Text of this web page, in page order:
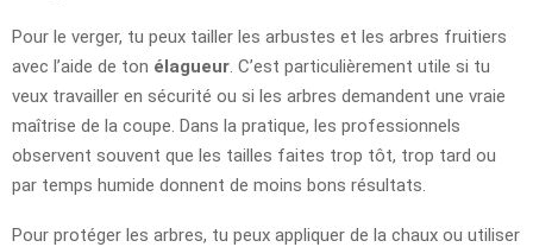
Pour le verger, tu peux tailler les arbustes et les arbres fruitiers
avec l’aide de ton élagueur . C’est particulièrement utile si tu
veux travailler en sécurité ou si les arbres demandent une vraie
maîtrise de la coupe. Dans la pratique, les professionnels
observent souvent que les tailles faites trop tôt, trop tard ou
par temps humide donnent de moins bons résultats.
Pour protéger les arbres, tu peux appliquer de la chaux ou utiliser